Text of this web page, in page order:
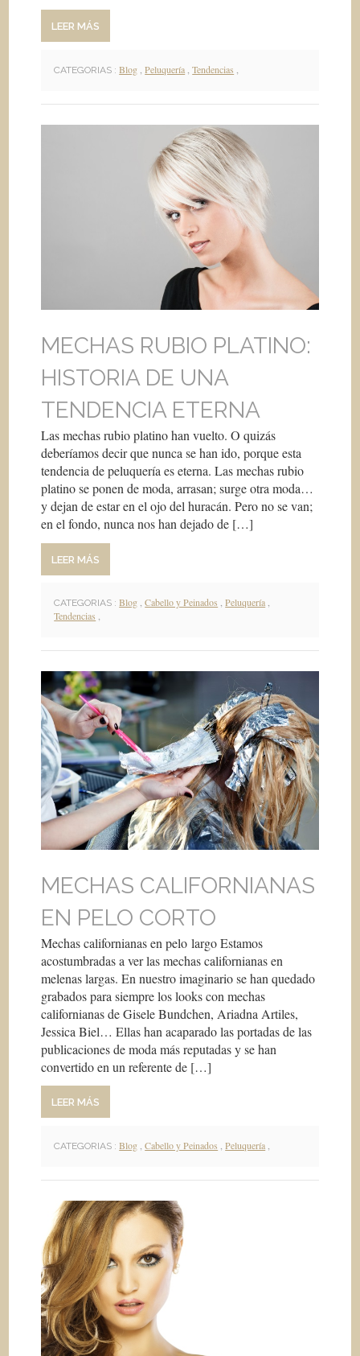
LEER MÁS
CATEGORIAS : Blog ,Peluquería ,Tendencias
MECHAS RUBIO PLATINO:
HISTORIA DE UNA
TENDENCIA ETERNA
Las mechas rubio platino han vuelto. O quizás
deberíamos decir que nunca se han ido, porque esta
tendencia de peluquería es eterna. Las mechas rubio
platino se ponen de moda, arrasan; surge otra moda…
y dejan de estar en el ojo del huracán. Pero no se van;
en el fondo, nunca nos han dejado de […]
LEER MÁS
CATEGORIAS : Blog ,Cabello y Peinados ,Peluquería ,
Tendencias ,
MECHAS CALIFORNIANAS
EN PELO CORTO
Mechas californianas en pelo largo Estamos
acostumbradas a ver las mechas californianas en
melenas largas. En nuestro imaginario se han quedado
grabados para siempre los looks con mechas
californianas de Gisele Bundchen, Ariadna Artiles,
Jessica Biel… Ellas han acaparado las portadas de las
publicaciones de moda más reputadas y se han
convertido en un referente de […]
LEER MÁS
CATEGORIAS : Blog ,Cabello y Peinados ,Peluquería